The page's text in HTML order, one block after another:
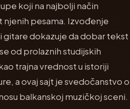
koji na najbolji način
njenih pesama. Izvođenje
gitare dokazuje da dobar tekst
od prolaznih studijskih
trajna vrednost u istoriji
a ovaj sajt je svedočanstvo o
balkanskoj muzičkoj sceni.